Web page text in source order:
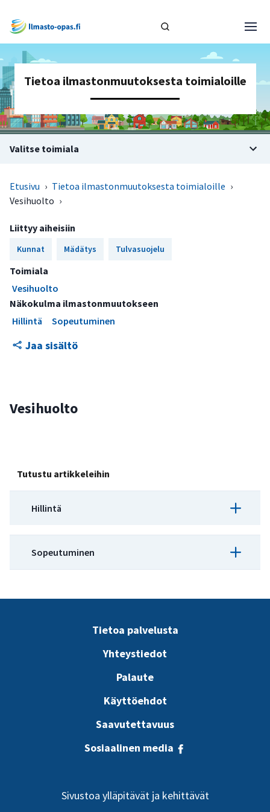
Tietoa ilmastonmuutoksesta toimialoille
Valitse toimiala
Etusivu › Tietoa ilmastonmuutoksesta toimialoille ›
Vesihuolto ›
Vesihuolto
Tutustu artikkeleihin
Hillintä
Artikkeli
Sopeutuminen
Artikkeli
Liittyy aiheisiin
Kunnat Mädätys Tulvasuojelu
Toimiala
Vesihuolto
Näkokulma ilmastonmuutokseen
Hillintä
Sopeutuminen
Jaa sisältö
Tietoa palvelusta
Yhteystiedot
Palaute
Käyttöehdot
Saavutettavuus
Sosiaalinen media
Sivustoa ylläpitävät ja kehittävät